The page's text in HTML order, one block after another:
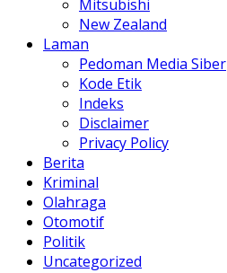
Mitsubishi
New Zealand
Laman
Pedoman Media Siber
Kode Etik
Indeks
Disclaimer
Privacy Policy
Berita
Kriminal
Olahraga
Otomotif
Politik
Uncategorized